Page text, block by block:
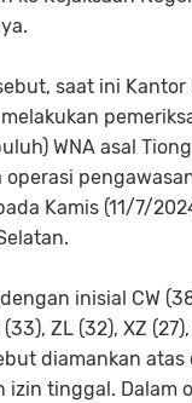
saat ini
WNA asal
Kamis (11/7/
inisial CW
ZL (32), XZ
diamankan atas
izin tinggal. Dalam